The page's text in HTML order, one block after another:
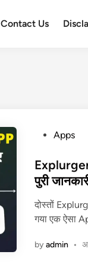
Contact Us
s
t
e
d
i
Apps
पुरी
दोस्तों
गया एक ऐसा
byadmin •